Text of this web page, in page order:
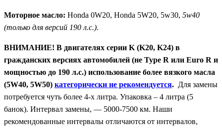
Моторное масло: Honda 0W20, Honda 5W20, 5w30, 5w40
(только для версий 190 л.с.).
ВНИМАНИЕ! В двигателях серии K (K20, K24) в
гражданских версиях автомобилей (не Type R или Euro R и
мощностью до 190 л.с.) использование более вязкого масла
(5W40, 5W50) категорически не рекомендуется. Для замены
потребуется чуть более 4-х литра. Упаковка – 4 литра (5
банок). Интервал замены, — 5000-7500 км. Наши
рекомендованные интервалы отличаются от интервалов,